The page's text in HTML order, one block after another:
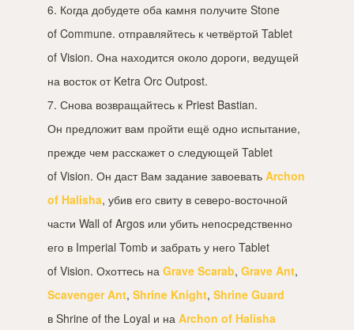
6. Когда добудете оба камня получите Stone
of Commune. отправляйтесь к четвёртой Tablet
of Vision. Она находится около дороги, ведущей
на восток от Ketra Orc Outpost.
7. Снова возвращайтесь к Priest Bastian.
Он предложит вам пройти ещё одно испытание,
прежде чем расскажет о следующей Tablet
of Vision. Он даст Вам задание завоевать Archon
of Halisha, убив его свиту в северо-восточной
части Wall of Argos или убить непосредственно
его в Imperial Tomb и забрать у него Tablet
of Vision. Охоттесь на Grave Scarab, Grave Ant,
Scavenger Ant, Shrine Knight, Shrine Guard
в Shrine of the Loyal и на Archon of Halisha